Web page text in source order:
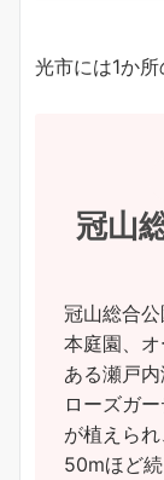
光市には1か所
冠山
冠山総合
本庭園、
ある瀬戸内
ローズガ
が植えら
50mほど